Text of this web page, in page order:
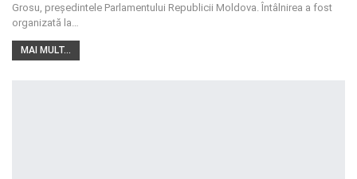
Grosu, președintele Parlamentului Republicii Moldova. Întâlnirea a fost
organizată la
MAI MULT...